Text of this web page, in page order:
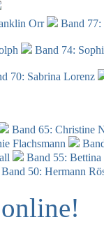
Orr
Band
Band 74:
70: Sabrina Lorenz
Band 65: Christine
Flachsmann
Band 55:
Band 50: Hermann